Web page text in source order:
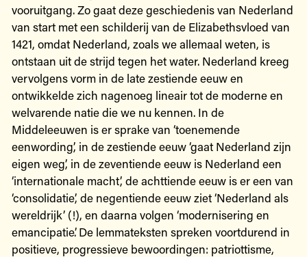
vooruitgang. Zo gaat deze geschiedenis van Nederland
van start met een schilderij van de Elizabethsvloed van
1421, omdat Nederland, zoals we allemaal weten, is
ontstaan uit de strijd tegen het water. Nederland kreeg
vervolgens vorm in de late zestiende eeuw en
ontwikkelde zich nagenoeg lineair tot de moderne en
welvarende natie die we nu kennen. In de
Middeleeuwen is er sprake van ‘toenemende
eenwording’, in de zestiende eeuw ‘gaat Nederland zijn
eigen weg’, in de zeventiende eeuw is Nederland een
‘internationale macht’, de achttiende eeuw is er een van
‘consolidatie’, de negentiende eeuw ziet ‘Nederland als
wereldrijk’ (!), en daarna volgen ‘modernisering en
emancipatie’. De lemmateksten spreken voortdurend in
positieve, progressieve bewoordingen: patriottisme,